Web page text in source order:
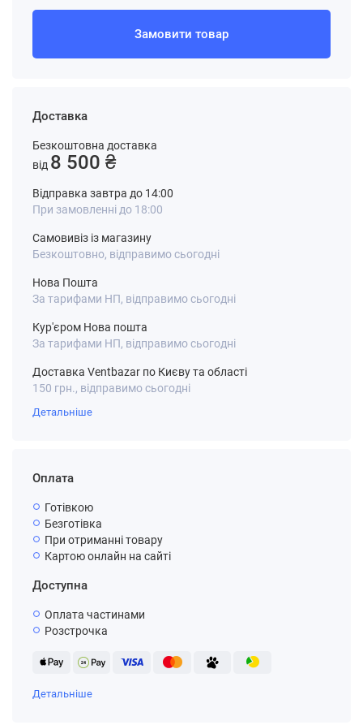
Доставка
Безкоштовна доставка
від 8 500 ₴
Відправка завтра до 14:00
При замовленні до 18:00
Самовивіз із магазину
Безкоштовно, відправимо сьогодні
Нова Пошта
За тарифами НП, відправимо сьогодні
Кур'єром Нова пошта
За тарифами НП, відправимо сьогодні
Доставка Ventbazar по Києву та області
150 грн., відправимо сьогодні
Детальніше
Оплата
Готівкою
Безготівка
При отриманні товару
Картою онлайн на сайті
Доступна
Оплата частинами
Розстрочка
Детальніше
Замовити товар